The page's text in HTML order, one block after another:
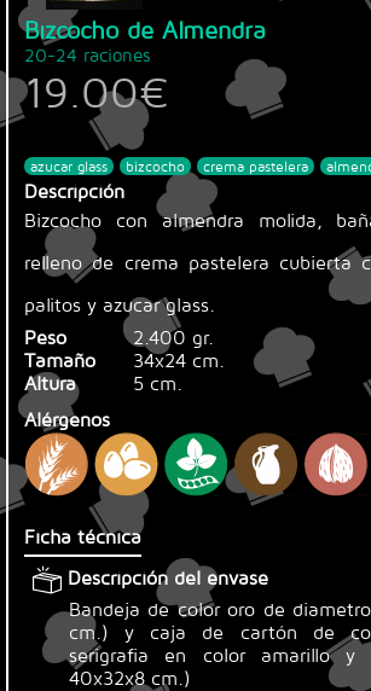
Bizcocho de Almendra
20-24 raciones
19.00€
azucar glass bizcocho crema pastelera
Descripción
Bizcocho con almendra molida,
relleno de crema pastelera cubierta
palitos y azucar glass.
Peso
2.400 gr.
Tamaño
34x24 cm.
Altura
5 cm.
Alérgenos
Ficha técnica
Descripción del envase
Bandeja de color oro de
cm.) y caja de cartón de
serigrafia en color amarillo y
40x32x8 cm.)